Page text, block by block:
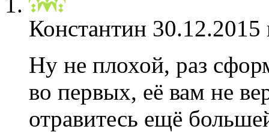
Константин 30.12.2015
Ну не плохой, раз
во первых, её вам не
отравитесь ещё